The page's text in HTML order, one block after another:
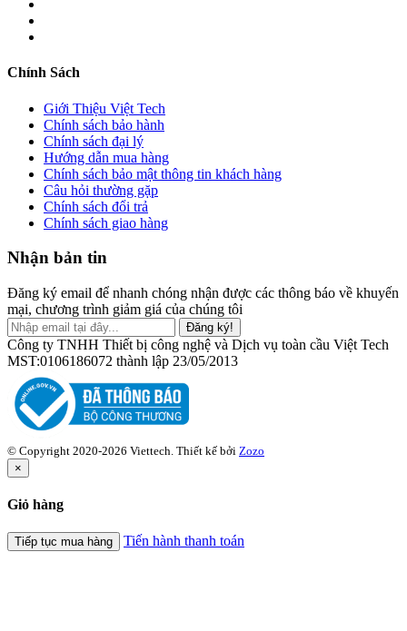
Chính Sách
Giới Thiệu Việt Tech
Chính sách bảo hành
Chính sách đại lý
Hướng dẫn mua hàng
Chính sách bảo mật thông tin khách hàng
Câu hỏi thường gặp
Chính sách đổi trả
Chính sách giao hàng
Nhận bản tin
Đăng ký email để nhanh chóng nhận được các thông báo về khuyến
mại, chương trình giảm giá của chúng tôi
Đăng ký!
Công ty TNHH Thiết bị công nghệ và Dịch vụ toàn cầu Việt Tech
MST:0106186072 thành lập 23/05/2013
© Copyright 2020-2026 Viettech. Thiết kế bởi Zozo
×
Giỏ hàng
Tiếp tục mua hàng Tiến hành thanh toán